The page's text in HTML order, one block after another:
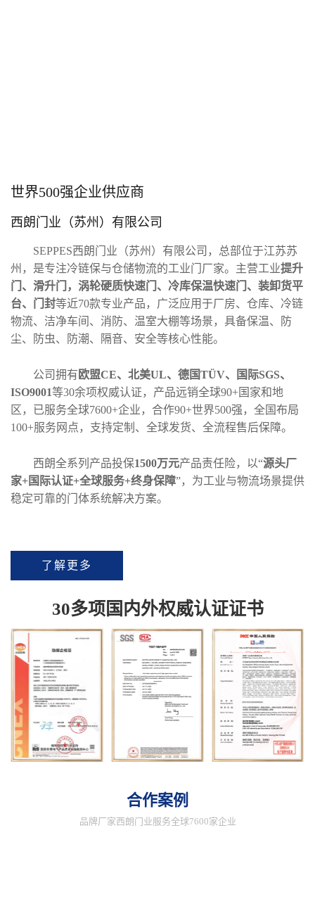
世界500强企业供应商
西朗门业（苏州）有限公司
SEPPES西朗门业（苏州）有限公司，总部位于江苏苏
州，是专注冷链保与仓储物流的工业门厂家。主营工业提升
门、滑升门，涡轮硬质快速门、冷库保温快速门、装卸货平
台、门封等近70款专业产品，广泛应用于厂房、仓库、冷链
物流、洁净车间、消防、温室大棚等场景，具备保温、防
尘、防虫、防潮、隔音、安全等核心性能。
公司拥有 欧盟CE、北美UL、德国TÜV、国际SGS、
ISO9001等30余项权威认证，产品远销全球90+国家和地
区，已服务全球7600+企业，合作90+世界500强，全国布局
100+服务网点，支持定制、全球发货、全流程售后保障。
西朗全系列产品投保1500万元产品责任险，以“源头厂
家+国际认证+全球服务+终身保障”，为工业与物流场景提供
稳定可靠的门体系统解决方案。
了解更多
30多项国内外权威认证证书
合作案例
品牌厂家西朗门业服务全球7600家企业